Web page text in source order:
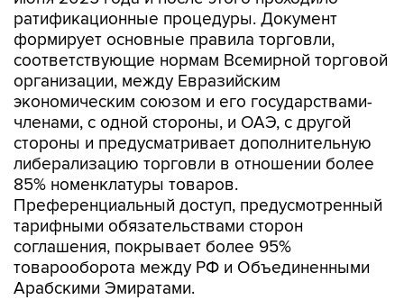
ратификационные процедуры. Документ
формирует основные правила торговли,
соответствующие нормам Всемирной торговой
организации, между Евразийским
экономическим союзом и его государствами-
членами, с одной стороны, и ОАЭ, с другой
стороны и предусматривает дополнительную
либерализацию торговли в отношении более
85% номенклатуры товаров.
Преференциальный доступ, предусмотренный
тарифными обязательствами сторон
соглашения, покрывает более 95%
товарооборота между РФ и Объединенными
Арабскими Эмиратами.